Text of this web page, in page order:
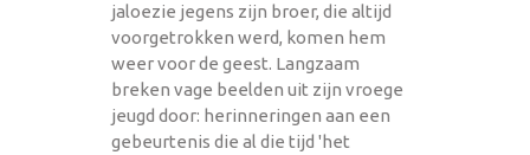
jaloezie jegens zijn broer, die altijd
voorgetrokken werd, komen hem
weer voor de geest. Langzaam
breken vage beelden uit zijn vroege
jeugd door: herinneringen aan een
gebeurtenis die al die tijd 'het